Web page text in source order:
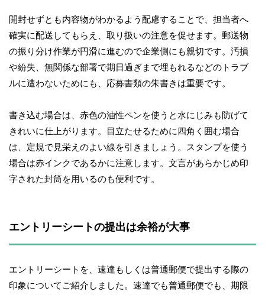
開封せずとも内容物がわかるよう配慮することで、担当者へ
確実に配送してもらえ、取り扱いの注意を促せます。郵送物
の振り分け作業が円滑に進むので企業側にも親切です。汚損
や紛失、無関係な部署で期日過ぎまで埋もれるなどのトラブ
ルに遭わないためにも、応募書類の朱書きは重要です。
書き込む場合は、赤色の油性ペンを使うと水にじみも防げて
きれいに仕上がります。目立たせるために四角く囲む場合
は、定規で見栄えのよい線を引きましょう。スタンプを使う
場合は赤インクであるかに注意します。文言があらかじめ印
字された封筒を用いるのも便利です。
エントリーシートの提出は余裕が大事
エントリーシートを、速達もしくは普通郵便で提出する際の
印象についてご紹介しました。速達でも普通郵便でも、期限